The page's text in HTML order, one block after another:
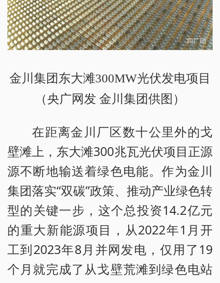
金川集团东大滩300MW光伏发电项目
（央广网发 金川集团供图）
在距离金川厂区数十公里外的戈
壁滩上，东大滩300兆瓦光伏项目正源
源不断地输送着绿色电能。作为金川
集团落实“双碳”政策、推动产业绿色转
型的关键一步，这个总投资14.2亿元
的重大新能源项目，从2022年1月开
工到2023年8月并网发电，仅用了19
个月就完成了从戈壁荒滩到绿色电站